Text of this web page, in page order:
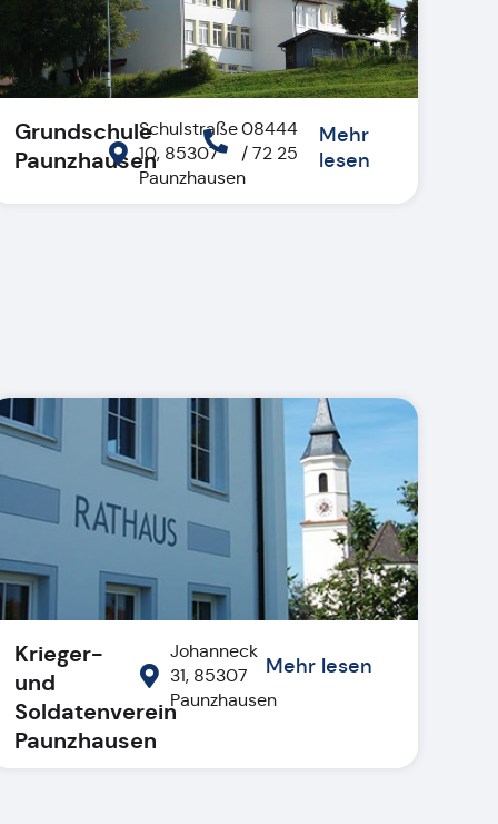
Grundschule
Paunzhausen
Schulstraße
10, 85307
Paunzhausen
08444
/ 72 25
Mehr
lesen
Krieger-
und
Soldatenverein
Paunzhausen
Johanneck
31, 85307
Paunzhausen
Mehr lesen